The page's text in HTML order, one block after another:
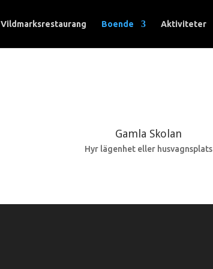
Vildmarksrestaurang Boende Aktiviteter
Gamla Skolan
Hyr lägenhet eller husvagnsplats